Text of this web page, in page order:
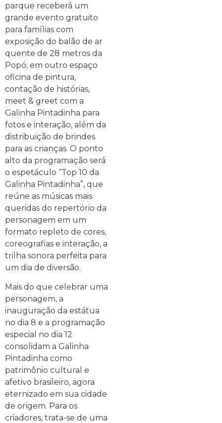
parque receberá um
grande evento gratuito
para famílias com
exposição do balão de ar
quente de 28 metros da
Popó; em outro espaço
oficina de pintura,
contação de histórias,
meet & greet com a
Galinha Pintadinha para
fotos e interação, além da
distribuição de brindes
para as crianças. O ponto
alto da programação será
o espetáculo “Top 10 da
Galinha Pintadinha”, que
reúne as músicas mais
queridas do repertório da
personagem em um
formato repleto de cores,
coreografias e interação, a
trilha sonora perfeita para
um dia de diversão.
Mais do que celebrar uma
personagem, a
inauguração da estátua
no dia 8 e a programação
especial no dia 12
consolidam a Galinha
Pintadinha como
patrimônio cultural e
afetivo brasileiro, agora
eternizado em sua cidade
de origem. Para os
criadores, trata-se de uma